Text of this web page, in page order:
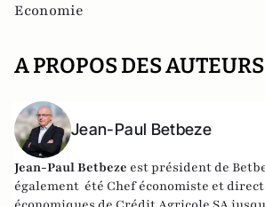
Economie
A PROPOS DES AUTEURS
Jean-Paul Betbeze
Jean-Paul Betbeze est président de
également été Chef économiste et